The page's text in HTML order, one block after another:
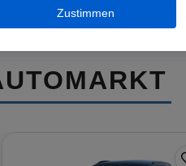
Zustimmen